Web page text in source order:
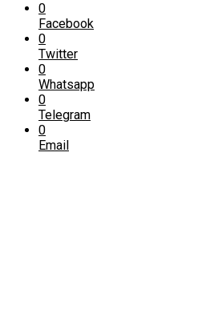
0
Facebook
0
Twitter
0
Whatsapp
0
Telegram
0
Email